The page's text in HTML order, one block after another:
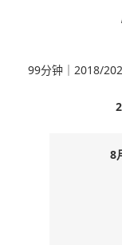
99分钟｜2018/
8